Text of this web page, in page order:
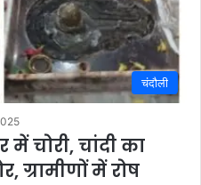
चंदौली
चोरी, चांदी का
ग्रामीणों में रोष